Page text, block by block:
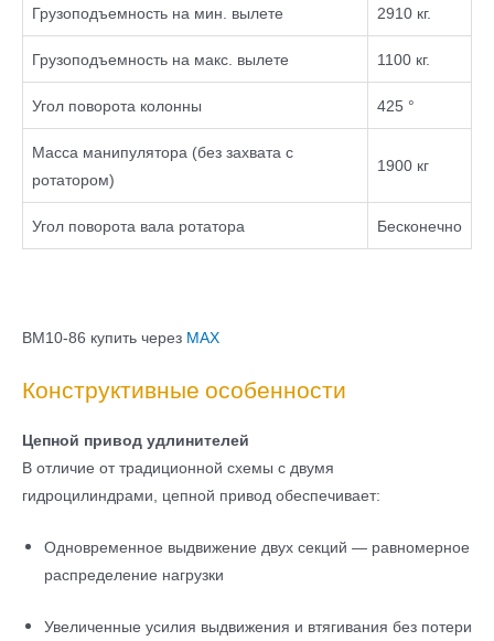
Грузоподъемность на мин. вылете 2910 кг.
Грузоподъемность на макс. вылете 1100 кг.
Угол поворота колонны 425 °
Масса манипулятора (без захвата с
ротатором)
1900 кг
Угол поворота вала ротатора Бесконечно
ВМ10-86 купить через МАХ
Конструктивные особенности
Цепной привод удлинителей
В отличие от традиционной схемы с двумя
гидроцилиндрами, цепной привод обеспечивает:
Одновременное выдвижение двух секций — равномерное
распределение нагрузки
Увеличенные усилия выдвижения и втягивания без потери